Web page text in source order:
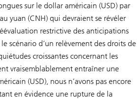
sur le dollar américain (USD) par
yuan (CNH) qui devraient se révéler
restrictive des anticipations
scénario d’un relèvement des droits de
croissantes concernant les
vraisemblablement entraîner une
(USD), nous n’avons pas encore
en évidence une rupture de la